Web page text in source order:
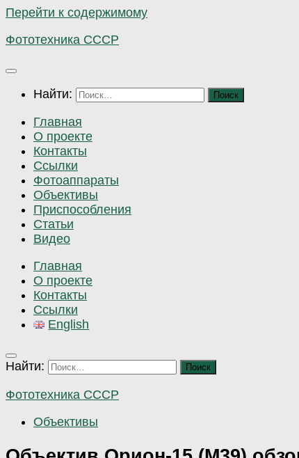
Перейти к содержимому
Фототехника СССР
Найти:
Главная
О проекте
Контакты
Ссылки
Фотоаппараты
Объективы
Приспособления
Статьи
Видео
Главная
О проекте
Контакты
Ссылки
English
Найти:
Фототехника СССР
Объективы